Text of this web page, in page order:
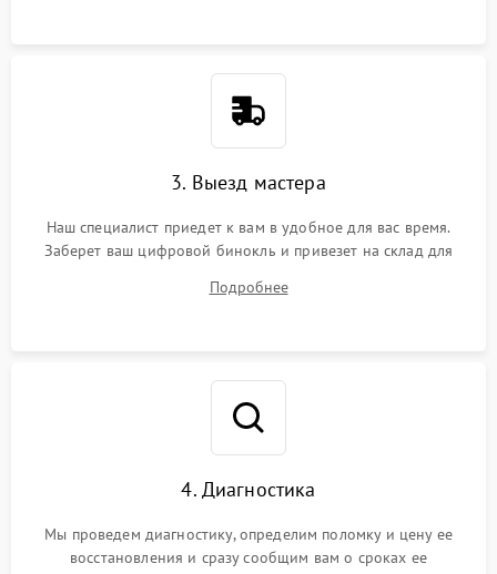
3. Выезд мастера
Наш специалист приедет к вам в удобное для вас время.
Заберет ваш цифровой бинокль и привезет на склад для
Подробнее
4. Диагностика
Мы проведем диагностику, определим поломку и цену ее
восстановления и сразу сообщим вам о сроках ее